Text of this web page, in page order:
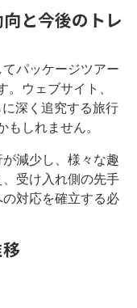
と今後のトレ
パッケージツアー
ウェブサイト、
深く追究する旅行
しれません。
減少し、様々な趣
受け入れ側の先手
対応を確立する必